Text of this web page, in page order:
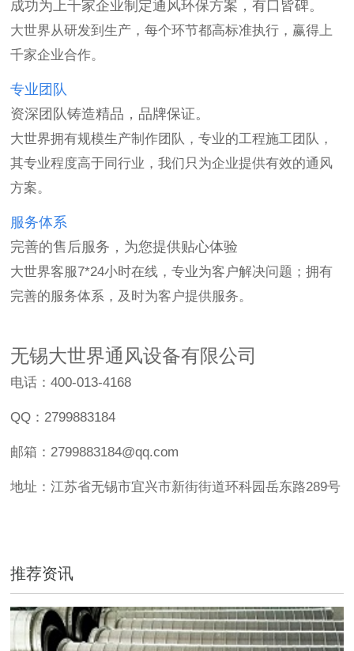
成功为上千家企业制定通风环保方案，有口皆碑。
大世界从研发到生产，每个环节都高标准执行，赢得上
千家企业合作。
专业团队
资深团队铸造精品，品牌保证。
大世界拥有规模生产制作团队，专业的工程施工团队，
其专业程度高于同行业，我们只为企业提供有效的通风
方案。
服务体系
完善的售后服务，为您提供贴心体验
大世界客服7*24小时在线，专业为客户解决问题；拥有
完善的服务体系，及时为客户提供服务。
无锡大世界通风设备有限公司
电话：400-013-4168
QQ：2799883184
邮箱：2799883184@qq.com
地址：江苏省无锡市宜兴市新街街道环科园岳东路289号
推荐资讯